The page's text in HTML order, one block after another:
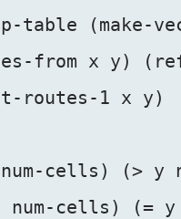
table (make-
from x y)
routes-1 x y)
cells) (> y
num-cells) (= y